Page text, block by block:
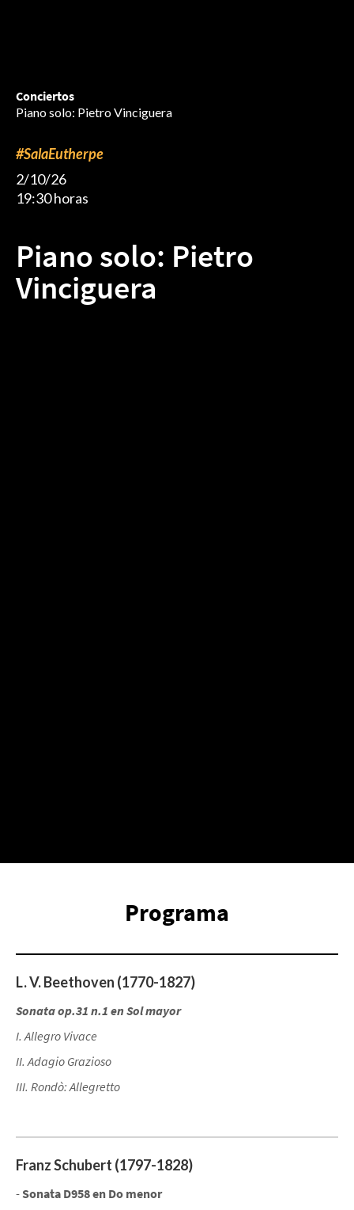
Conciertos
Piano solo: Pietro Vinciguera
#SalaEutherpe
2/10/26
19:30 horas
Piano solo: Pietro
Vinciguera
Programa
L. V. Beethoven (1770-1827)
Sonata op.31 n.1 en Sol mayor
I. Allegro Vivace
II. Adagio Grazioso
III. Rondò: Allegretto
Franz Schubert (1797-1828)
-Sonata D958 en Do menor